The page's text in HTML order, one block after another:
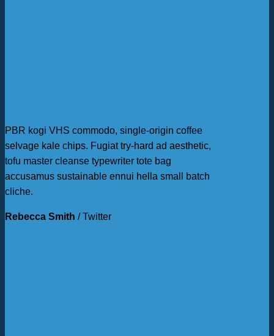
PBR kogi VHS commodo, single-origin coffee
selvage kale chips. Fugiat try-hard ad aesthetic,
tofu master cleanse typewriter tote bag
accusamus sustainable ennui hella small batch
cliche.
Rebecca Smith /Twitter